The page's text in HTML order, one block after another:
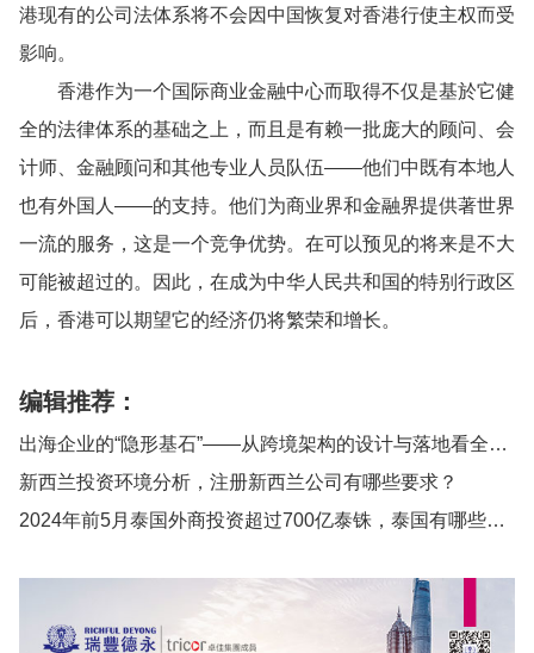
港现有的公司法体系将不会因中国恢复对香港行使主权而受
影响。
香港作为一个国际商业金融中心而取得不仅是基於它健
全的法律体系的基础之上，而且是有赖一批庞大的顾问、会
计师、金融顾问和其他专业人员队伍——他们中既有本地人
也有外国人——的支持。他们为商业界和金融界提供著世界
一流的服务，这是一个竞争优势。在可以预见的将来是不大
可能被超过的。因此，在成为中华人民共和国的特别行政区
后，香港可以期望它的经济仍将繁荣和增长。
编辑推荐：
出海企业的“隐形基石”——从跨境架构的设计与落地看全球化效率
新西兰投资环境分析，注册新西兰公司有哪些要求？
2024年前5月泰国外商投资超过700亿泰铢，泰国有哪些投资优势？